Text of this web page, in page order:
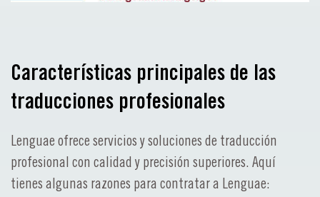
Características principales de las
traducciones profesionales
Lenguae ofrece servicios y soluciones de traducción
profesional con calidad y precisión superiores. Aquí
tienes algunas razones para contratar a Lenguae: